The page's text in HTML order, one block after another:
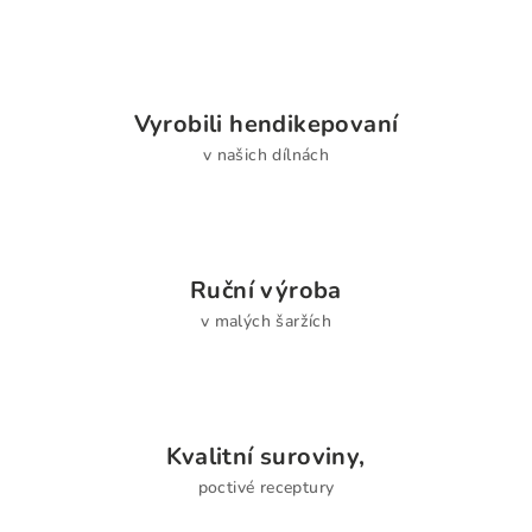
k
y
s
u
Vyrobili hendikepovaní
v našich dílnách
Ruční výroba
v malých šaržích
Kvalitní suroviny,
poctivé receptury